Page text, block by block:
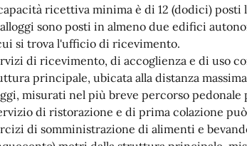
ricettiva minima è di 12 (dodici) posti
sono posti in almeno due edifici
si trova l'ufficio di ricevimento.
di ricevimento, di accoglienza e di uso
principale, ubicata alla distanza
misurati nel più breve percorso pedonale
di ristorazione e di prima colazione
di somministrazione di alimenti e